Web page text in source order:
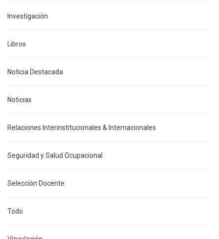
Investigación
Libros
Noticia Destacada
Noticias
Relaciones Interinstitucionales & Internacionales
Seguridad y Salud Ocupacional
Selección Docente
Todo